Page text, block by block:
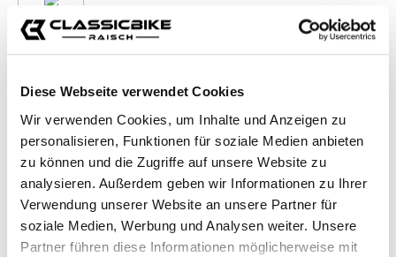
Diese Webseite verwendet Cookies
Wir verwenden Cookies, um Inhalte und Anzeigen zu
personalisieren, Funktionen für soziale Medien anbieten
zu können und die Zugriffe auf unsere Website zu
analysieren. Außerdem geben wir Informationen zu Ihrer
Verwendung unserer Website an unsere Partner für
soziale Medien, Werbung und Analysen weiter. Unsere
Partner führen diese Informationen möglicherweise mit
Regler Verlegung Triumph AC
34,95 €*
24,95 €*
Preise inkl. MwSt. zzgl. Versandkosten